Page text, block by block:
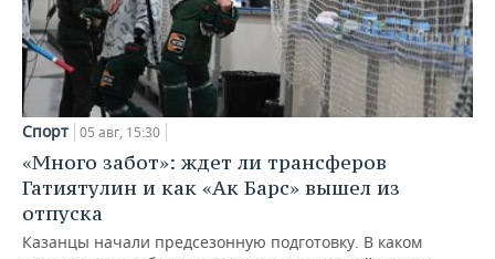
Спорт 05 авг, 15:30
«Много забот»: ждет ли трансферов
Гатиятулин и как «Ак Барс» вышел из
отпуска
Казанцы начали предсезонную подготовку. В каком